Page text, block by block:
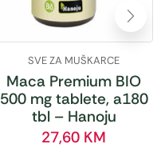
SVE ZA MUŠKARCE
Maca Premium BIO
500 mg tablete, a180
tbl – Hanoju
27,60 KM